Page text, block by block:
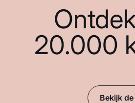
20.000
Bekijk